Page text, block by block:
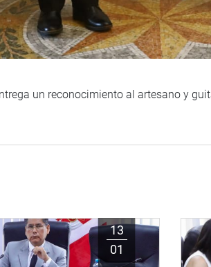
un reconocimiento al artesano y
13
01